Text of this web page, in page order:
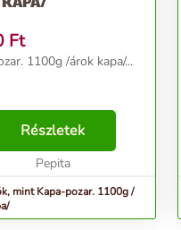
Ft
1100g /árok kapa/...
Részletek
Pepita
mint Kapa-pozar. 1100g /